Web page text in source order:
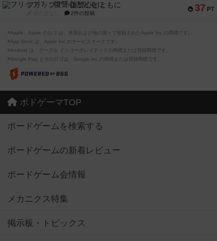
37 PT
フリップ７：復讐心とともに
2件の投稿
※Apple、Apple のロゴ は、米国および他の国々で登録されたApple Inc.の商標です。
※App Store は、Apple Inc.のサービスマークです。
※Android は、グーグル インコーポレイテッドの商標または登録商標です。
※Google Play とそのロゴは、Google Inc.の商標または登録商標です。
ボドゲーマTOP
ボードゲームを検索する
ボードゲームの新着レビュー
ボードゲーム会情報
メカニクス特集
掲示板・トピックス